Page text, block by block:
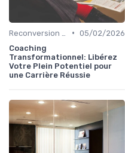
• 05/02/2026
Coaching
Transformationnel: Libérez
Votre Plein Potentiel pour
une Carrière Réussie